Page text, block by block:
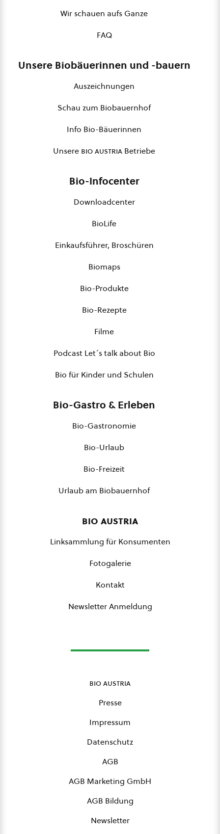
Wir schauen aufs Ganze
FAQ
Unsere Biobäuerinnen und -bauern
Auszeichnungen
Schau zum Biobauernhof
Info Bio-Bäuerinnen
Unsere bio austria Betriebe
Bio-Infocenter
Downloadcenter
BioLife
Einkaufsführer, Broschüren
Biomaps
Bio-Produkte
Bio-Rezepte
Filme
Podcast Let´s talk about Bio
Bio für Kinder und Schulen
Bio-Gastro & Erleben
Bio-Gastronomie
Bio-Urlaub
Bio-Freizeit
Urlaub am Biobauernhof
bio austria
Linksammlung für Konsumenten
Fotogalerie
Kontakt
Newsletter Anmeldung
bio austria
Presse
Impressum
Datenschutz
AGB
AGB Marketing GmbH
AGB Bildung
Newsletter